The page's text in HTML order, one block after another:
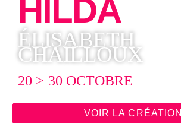
HILDA
ÉLISABETH
CHAILLOUX
20 > 30 OCTOBRE
VOIR LA CRÉATION